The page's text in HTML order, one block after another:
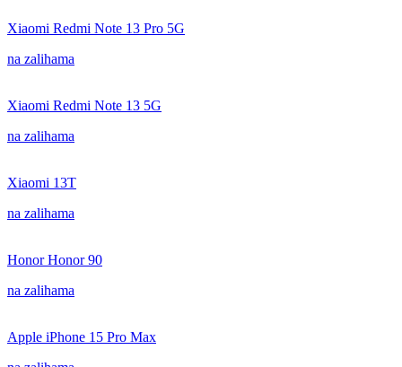
Xiaomi Redmi Note 13 Pro 5G
na zalihama
Xiaomi Redmi Note 13 5G
na zalihama
Xiaomi 13T
na zalihama
Honor Honor 90
na zalihama
Apple iPhone 15 Pro Max